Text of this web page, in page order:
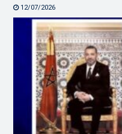
12/07/2026